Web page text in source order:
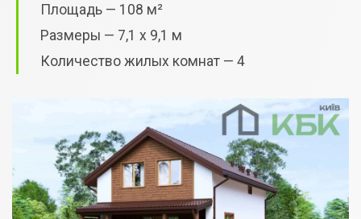
Площадь — 108 м²
Размеры — 7,1 х 9,1 м
Количество жилых комнат — 4